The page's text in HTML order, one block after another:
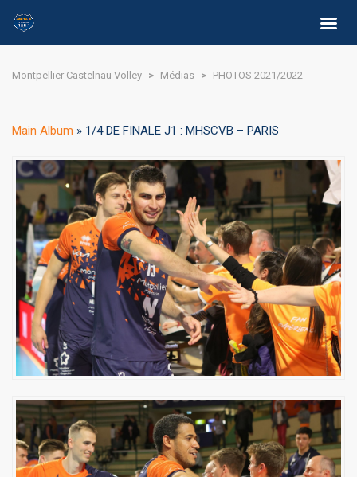
Montpellier Castelnau Volley > Médias > PHOTOS 2021/2022
Main Album » 1/4 DE FINALE J1 : MHSCVB – PARIS